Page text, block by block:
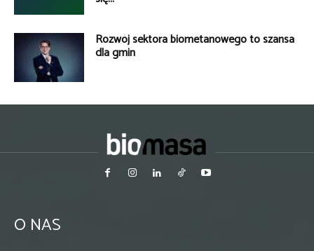
Rozwój sektora biometanowego to szansa
dla gmin
O NAS